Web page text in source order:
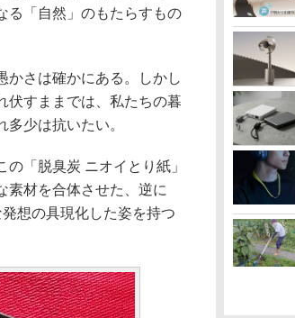
る「自然」のもたらすもの
さは確かにある。しかし
すままでは、私たちの暮
少は抗いたい。
「脱臭炭 ニオイとり紙」
素材を合体させた、逆に
想の具現化した姿を持つ